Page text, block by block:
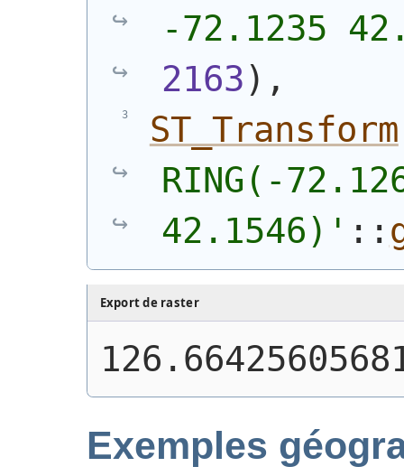
-72.1235
2163 ) ,
ST_Transform
RING(-
42.1546)' ::
Export de raster
Exemples